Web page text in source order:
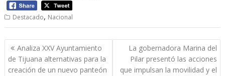
Destacado, Nacional
Navegación
de
entradas
Analiza XXV Ayuntamiento
de Tijuana alternativas para la
creación de un nuevo panteón
La gobernadora Marina del
Pilar presentó las acciones
que impulsan la movilidad y el